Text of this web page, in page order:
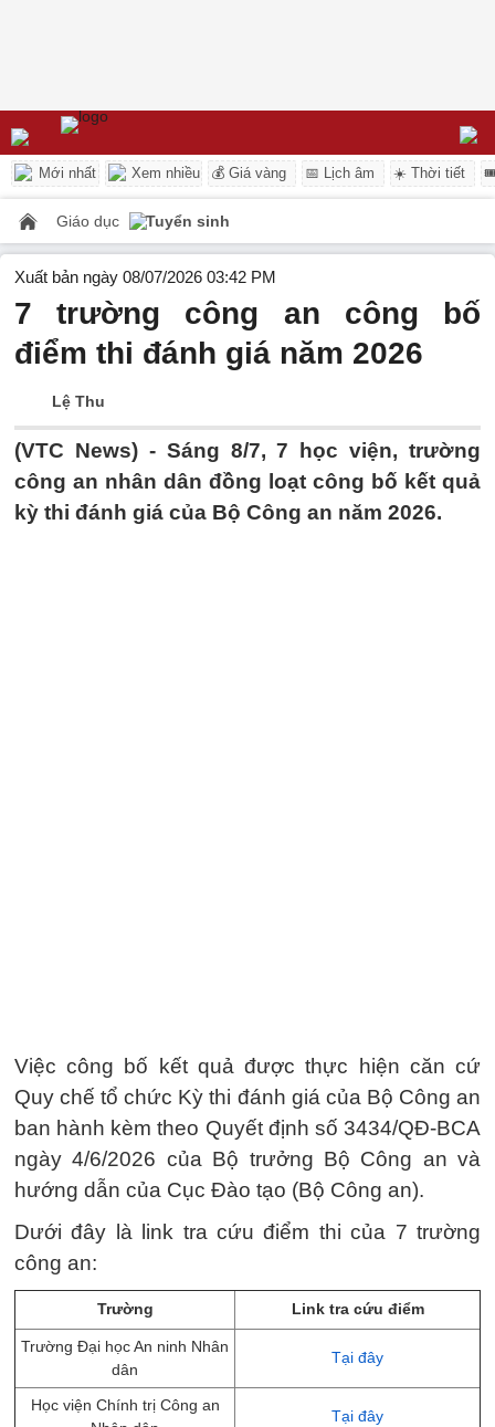
Mới nhất Xem nhiều 💰 Giá vàng 📅 Lịch âm ☀️ Thời tiết
Giáo dục Tuyển sinh
Xuất bản ngày 08/07/2026 03:42 PM
7 trường công an công bố
điểm thi đánh giá năm 2026
Lệ Thu
(VTC News) - Sáng 8/7, 7 học viện, trường
công an nhân dân đồng loạt công bố kết quả
kỳ thi đánh giá của Bộ Công an năm 2026.
Việc công bố kết quả được thực hiện căn cứ
Quy chế tổ chức Kỳ thi đánh giá của Bộ Công an
ban hành kèm theo Quyết định số 3434/QĐ-BCA
ngày 4/6/2026 của Bộ trưởng Bộ Công an và
hướng dẫn của Cục Đào tạo (Bộ Công an).
Dưới đây là link tra cứu điểm thi của 7 trường
công an:
Trường Link tra cứu điểm
Trường Đại học An ninh Nhân
dân
Tại đây
Học viện Chính trị Công an
Tại đây